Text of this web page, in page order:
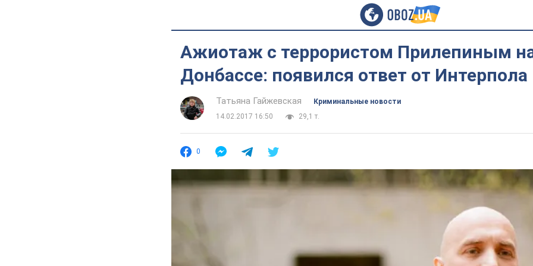
Ажиотаж с террористом Прилепиным
Донбассе: появился ответ от Интерпола
Татьяна Гайжевская
Криминальные новости
14.02.2017 16:50
29,1 т.
0